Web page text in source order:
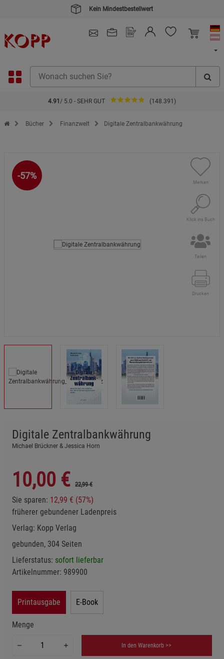
Kein Mindestbestellwert
4.91 / 5.0 - SEHR GUT (148.391)
Zur Startseite des Kopp Verlag Online-Shop
Bücher Finanzwelt Digitale Zentralbankwährung
-57%
Merken
Klick ins Buch
Teilen
Drucken
Digitale Zentralbankwährung
Michael Brückner & Jessica Horn
10,00 € 22,99 €
Sie sparen: 12,99 € (57%)
früherer gebundener Ladenpreis
Verlag: Kopp Verlag
gebunden, 304 Seiten
Lieferstatus: sofort lieferbar
Artikelnummer: 989900
Printausgabe E-Book
Menge
In den Warenkorb >>